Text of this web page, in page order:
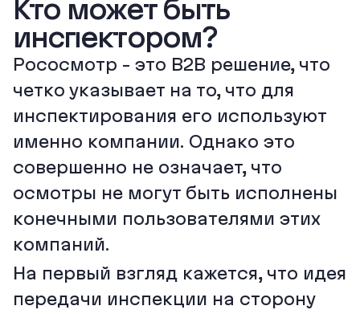
Кто может быть
инспектором?
Рососмотр - это B2B решение, что
четко указывает на то, что для
инспектирования его используют
именно компании. Однако это
совершенно не означает, что
осмотры не могут быть исполнены
конечными пользователями этих
компаний.
На первый взгляд кажется, что идея
передачи инспекции на сторону